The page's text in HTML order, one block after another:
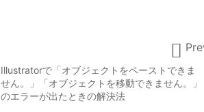
Illustratorで「オブジェクトをペーストできま
せん。」「オブジェクトを移動できません。」
のエラーが出たときの解決法
